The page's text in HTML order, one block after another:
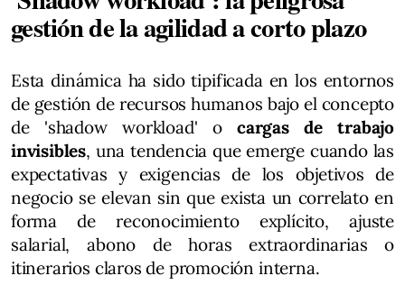
gestión de la agilidad a corto plazo
Esta dinámica ha sido tipificada en los entornos
de gestión de recursos humanos bajo el concepto
de 'shadow workload' ocargas de trabajo
invisibles, una tendencia que emerge cuando las
expectativas y exigencias de los objetivos de
negocio se elevan sin que exista un correlato en
forma de reconocimiento explícito, ajuste
salarial, abono de horas extraordinarias o
itinerarios claros de promoción interna.